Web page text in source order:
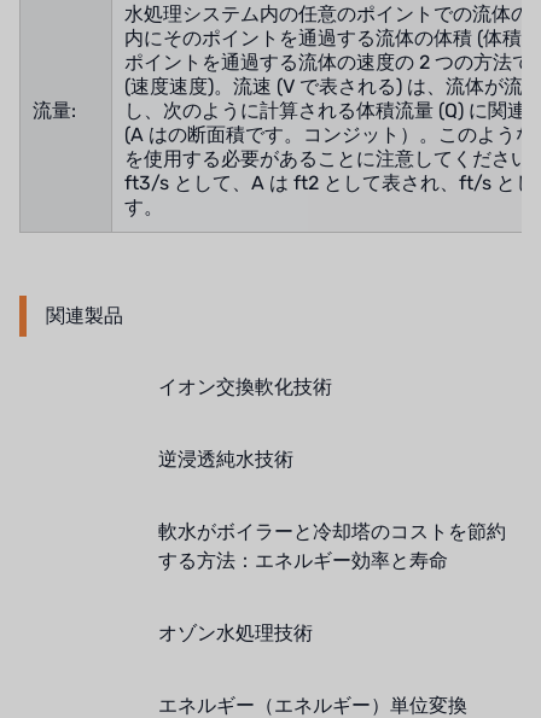
レシップ
ジャコビ
キャッシュアクメ
流量:
水処理システム内の任意のポイントでの流体の
内にそのポイントを通過する流体の体積 (体積
ポイントを通過する流体の速度の 2 つの方法で
(速度速度)。流速 (V で表される) は、流体が流
し、次のように計算される体積流量 (Q) に関連
(A はの断面積です。コンジット）。このよう
を使用する必要があることに注意してください
ft3/s として、A は ft2 として表され、ft/s とし
す。
関連製品
イオン交換軟化技術
逆浸透純水技術
軟水がボイラーと冷却塔のコストを節約
する方法：エネルギー効率と寿命
オゾン水処理技術
エネルギー（エネルギー）単位変換